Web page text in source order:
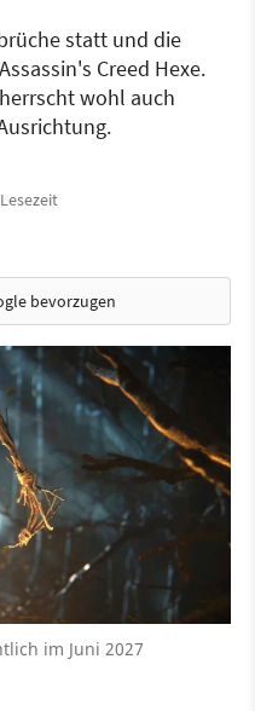
statt und die
Creed Hexe.
wohl auch
bevorzugen
im Juni 2027